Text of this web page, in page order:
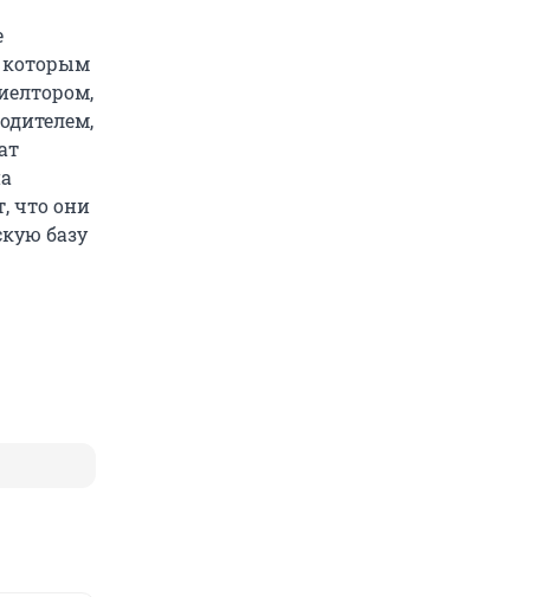
которым
что они
базу